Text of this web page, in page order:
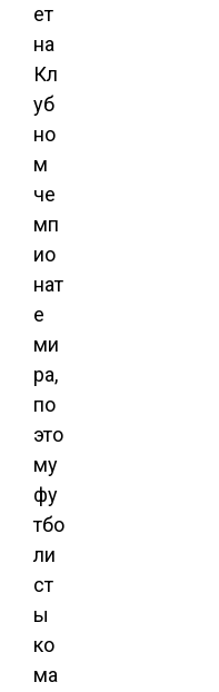
ет
на
Кл
уб
но
м
че
мп
ио
нат
е
ми
ра,
по
это
му
фу
тбо
ли
ст
ы
ко
ма